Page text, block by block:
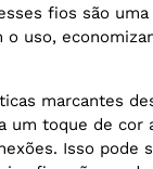
fios são
uso,
marcantes
um toque de
Isso